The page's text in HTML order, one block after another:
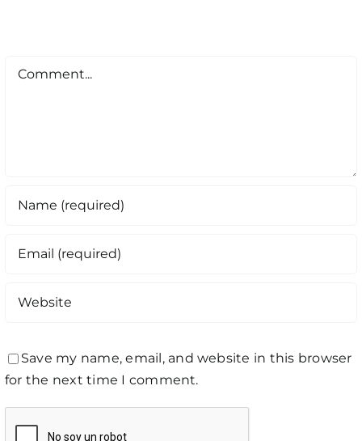
Comment
Save my name, email, and website in this browser
for the next time I comment.